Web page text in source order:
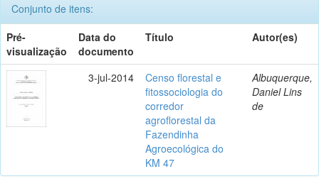
Conjunto de itens:
Pré-
visualização
Data do
documento
Título Autor(es)
3-jul-2014
Censo florestal e
fitossociologia do
corredor
agroflorestal da
Fazendinha
Agroecológica do
KM 47
Albuquerque,
Daniel Lins
de